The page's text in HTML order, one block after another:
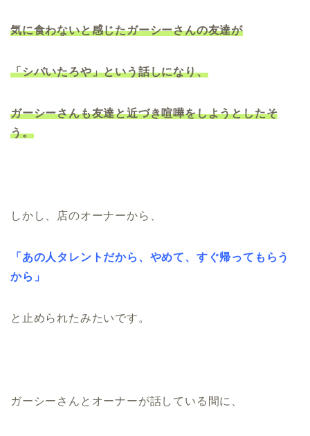
気に食わないと感じたガーシーさんの友達が
「シバいたろや」という話しになり、
ガーシーさんも友達と近づき喧嘩をしようとしたそ
う。
しかし、店のオーナーから、
「あの人タレントだから、やめて、すぐ帰ってもらう
から」
と止められたみたいです。
ガーシーさんとオーナーが話している間に、